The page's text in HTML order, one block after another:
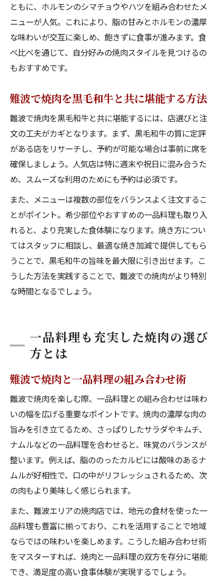
ともに、ホルモンのシマチョウやハツを組み合わせたメ
ニューが人気。これにより、脂の甘みとホルモンの濃厚
な味わいが交互に楽しめ、飽きずに食事が進みます。食
べ比べを通じて、自分好みの焼肉スタイルを見つけるの
もおすすめです。
難波で焼肉を黒毛和牛と共に堪能する方法
難波で焼肉を黒毛和牛と共に堪能するには、店選びと注
文の工夫がカギとなります。まず、黒毛和牛の質に定評
がある店をリサーチし、予約が可能な場合は事前に席を
確保しましょう。人気店は特に週末や祝日に混み合うた
め、スムーズな利用のためにも予約は必須です。
また、メニューは複数の部位をバランスよく注文するこ
とがポイント。希少部位やおすすめの一品料理も取り入
れると、より充実した食体験になります。焼き方につい
てはスタッフに相談し、最適な焼き加減で提供してもら
うことで、黒毛和牛の旨味を最大限に引き出せます。こ
うした方法を実践することで、難波での焼肉がより特別
な時間となるでしょう。
一品料理も充実した焼肉の選び
方とは
難波で焼肉と一品料理の組み合わせ術
難波で焼肉を楽しむ際、一品料理との組み合わせは味わ
いの幅を広げる重要なポイントです。焼肉の濃厚な肉の
旨みを引き立てるため、さっぱりしたサラダやキムチ、
ナムルなどの一品料理を合わせると、味覚のバランスが
整います。例えば、脂ののったカルビには酸味のあるナ
ムルが好相性で、口の中がリフレッシュされるため、次
の肉もより美味しく感じられます。
また、難波エリアの焼肉店では、地元の食材を使った一
品料理も豊富に揃っており、これを活用することで地域
ならではの味わいを楽しめます。こうした組み合わせ術
をマスターすれば、焼肉と一品料理の双方を存分に堪能
でき、満足度の高い食事体験が実現するでしょう。